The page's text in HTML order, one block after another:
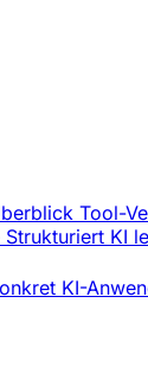
Tool-
Strukturiert KI
KI-